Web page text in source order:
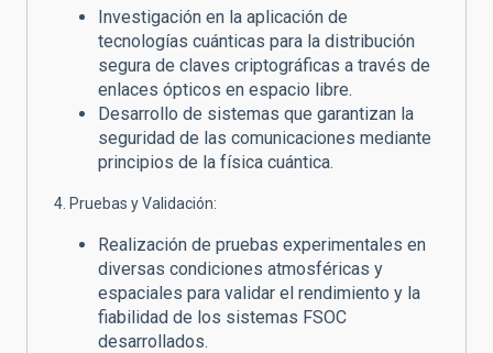
Investigación en la aplicación de
tecnologías cuánticas para la distribución
segura de claves criptográficas a través de
enlaces ópticos en espacio libre.
Desarrollo de sistemas que garantizan la
seguridad de las comunicaciones mediante
principios de la física cuántica.
4. Pruebas y Validación:
Realización de pruebas experimentales en
diversas condiciones atmosféricas y
espaciales para validar el rendimiento y la
fiabilidad de los sistemas FSOC
desarrollados.